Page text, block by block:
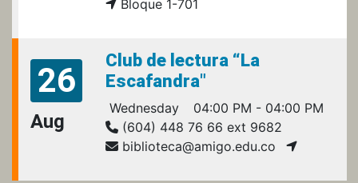
Bloque 1-701
26
Aug
Club de lectura “La
Escafandra"
Wednesday
04:00 PM - 04:00 PM
(604) 448 76 66 ext 9682
biblioteca@amigo.edu.co